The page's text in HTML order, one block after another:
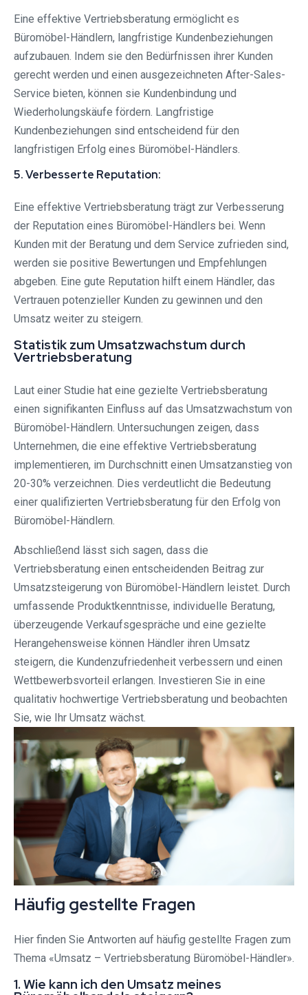
Eine effektive Vertriebsberatung ermöglicht es
Büromöbel-Händlern, langfristige Kundenbeziehungen
aufzubauen. Indem sie den Bedürfnissen ihrer Kunden
gerecht werden und einen ausgezeichneten After-Sales-
Service bieten, können sie Kundenbindung und
Wiederholungskäufe fördern. Langfristige
Kundenbeziehungen sind entscheidend für den
langfristigen Erfolg eines Büromöbel-Händlers.
5. Verbesserte Reputation:
Eine effektive Vertriebsberatung trägt zur Verbesserung
der Reputation eines Büromöbel-Händlers bei. Wenn
Kunden mit der Beratung und dem Service zufrieden sind,
werden sie positive Bewertungen und Empfehlungen
abgeben. Eine gute Reputation hilft einem Händler, das
Vertrauen potenzieller Kunden zu gewinnen und den
Umsatz weiter zu steigern.
Statistik zum Umsatzwachstum durch
Vertriebsberatung
Laut einer Studie hat eine gezielte Vertriebsberatung
einen signifikanten Einfluss auf das Umsatzwachstum von
Büromöbel-Händlern. Untersuchungen zeigen, dass
Unternehmen, die eine effektive Vertriebsberatung
implementieren, im Durchschnitt einen Umsatzanstieg von
20-30% verzeichnen. Dies verdeutlicht die Bedeutung
einer qualifizierten Vertriebsberatung für den Erfolg von
Büromöbel-Händlern.
Abschließend lässt sich sagen, dass die
Vertriebsberatung einen entscheidenden Beitrag zur
Umsatzsteigerung von Büromöbel-Händlern leistet. Durch
umfassende Produktkenntnisse, individuelle Beratung,
überzeugende Verkaufsgespräche und eine gezielte
Herangehensweise können Händler ihren Umsatz
steigern, die Kundenzufriedenheit verbessern und einen
Wettbewerbsvorteil erlangen. Investieren Sie in eine
qualitativ hochwertige Vertriebsberatung und beobachten
Sie, wie Ihr Umsatz wächst.
Häufig gestellte Fragen
Hier finden Sie Antworten auf häufig gestellte Fragen zum
Thema «Umsatz – Vertriebsberatung Büromöbel-Händler».
1. Wie kann ich den Umsatz meines